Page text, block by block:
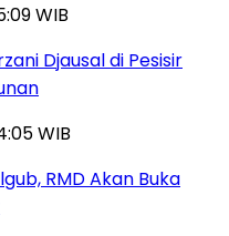
WIB
Djausal di Pesisir
WIB
RMD Akan Buka